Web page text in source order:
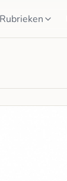
Rubrieken